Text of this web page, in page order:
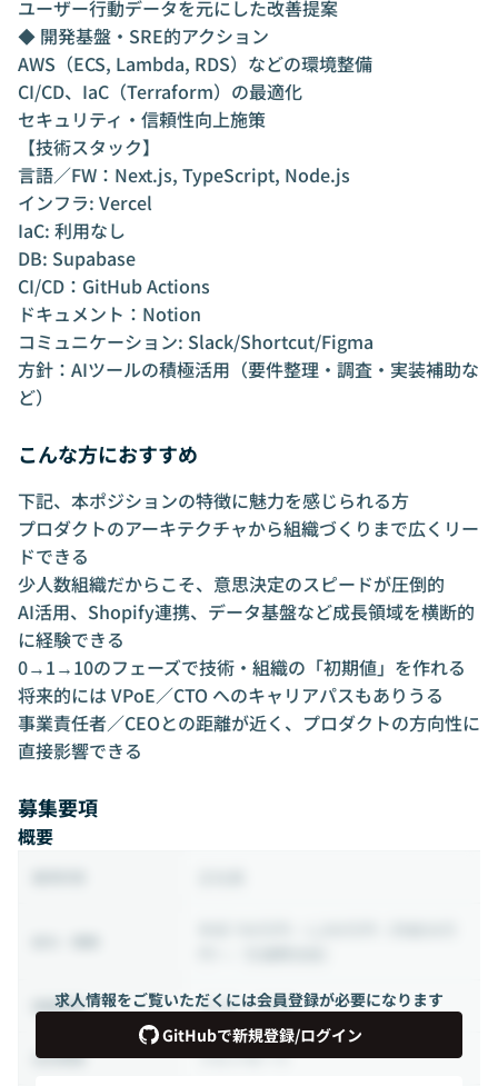
ユーザー行動データを元にした改善提案
◆ 開発基盤・SRE的アクション
AWS（ECS, Lambda, RDS）などの環境整備
CI/CD、IaC（Terraform）の最適化
セキュリティ・信頼性向上施策
【技術スタック】
言語／FW：Next.js, TypeScript, Node.js
インフラ: Vercel
IaC: 利用なし
DB: Supabase
CI/CD：GitHub Actions
ドキュメント：Notion
コミュニケーション: Slack/Shortcut/Figma
方針：AIツールの積極活用（要件整理・調査・実装補助な
ど）
こんな方におすすめ
下記、本ポジションの特徴に魅力を感じられる方
プロダクトのアーキテクチャから組織づくりまで広くリー
ドできる
少人数組織だからこそ、意思決定のスピードが圧倒的
AI活用、Shopify連携、データ基盤など成長領域を横断的
に経験できる
0→1→10のフェーズで技術・組織の「初期値」を作れる
将来的には VPoE／CTO へのキャリアパスもありうる
事業責任者／CEOとの距離が近く、プロダクトの方向性に
直接影響できる
募集要項
概要
求人情報をご覧いただくには会員登録が必要になります
GitHubで新規登録/ログイン
稼働時間 10:00 ~ 19:00
出社頻度 フルリモート